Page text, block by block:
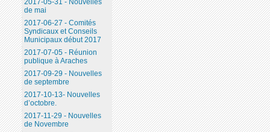
2017-05-31 - Nouvelles
de mai
2017-06-27 - Comités
Syndicaux et Conseils
Municipaux début 2017
2017-07-05 - Réunion
publique à Araches
2017-09-29 - Nouvelles
de septembre
2017-10-13- Nouvelles
d’octobre.
2017-11-29 - Nouvelles
de Novembre